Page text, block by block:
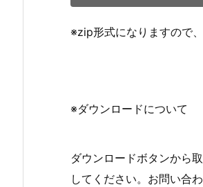
※zip形式になりますので
※ダウンロードについて
ダウンロードボタンから
してください。お問い合